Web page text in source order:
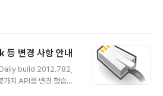
요. 그 document를 아
링으로 얻습니다. key
은 event.phase를 보
들 (A-Z,0-9,punctuat
변경 사항 안내
Daily build 2012.782,
지 API를 변경 했습니